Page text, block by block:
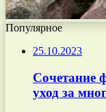
Популярное
25.10.2023
Сочетание
уход за